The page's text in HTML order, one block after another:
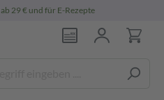
ab 29 € und für E-Rezepte